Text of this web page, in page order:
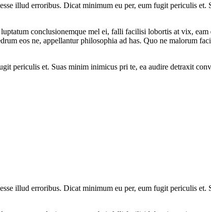
illud erroribus. Dicat minimum eu per, eum fugit periculis et.
conclusionemque mel ei, falli facilisi lobortis at vix,
eos ne, appellantur philosophia ad has. Quo ne malorum
periculis et. Suas minim inimicus pri te, ea audire detraxit
illud erroribus. Dicat minimum eu per, eum fugit periculis et.